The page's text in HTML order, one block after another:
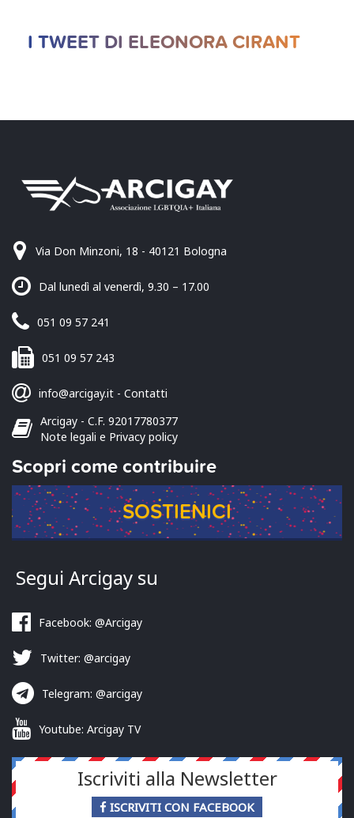
I TWEET DI ELEONORA CIRANT
Via Don Minzoni, 18 - 40121 Bologna
Dal lunedì al venerdì, 9.30 – 17.00
051 09 57 241
051 09 57 243
info@arcigay.it - Contatti
Arcigay - C.F. 92017780377
Note legali e Privacy policy
Scopri come contribuire
SOSTIENICI
Segui Arcigay su
Facebook: @Arcigay
Twitter: @arcigay
Telegram: @arcigay
Youtube: Arcigay TV
Iscriviti alla Newsletter
ISCRIVITI CON FACEBOOK